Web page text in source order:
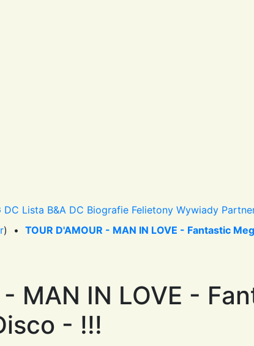
DC Lista B&A DC Biografie Felietony Wywiady
) • TOUR D'AMOUR - MAN IN LOVE - Fantastic
- MAN IN LOVE -
- !!!